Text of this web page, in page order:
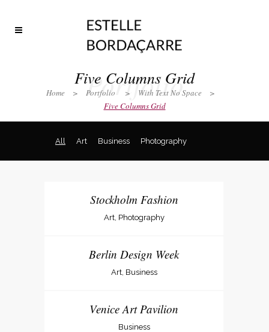
Portfolio
Five Columns Grid
Home > Portfolio > With Text No Space
>
Five Columns Grid
All Art Business Photography
Stockholm Fashion
Art, Photography
Berlin Design Week
Art, Business
Venice Art Pavilion
Business